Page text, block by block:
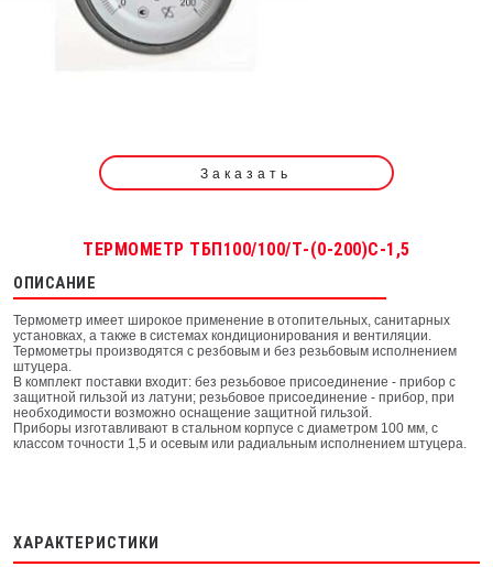
Заказать
ТЕРМОМЕТР ТБП100/100/Т-(0-200)С-1,5
ОПИСАНИЕ
Термометр имеет широкое применение в отопительных, санитарных
установках, а также в системах кондиционирования и вентиляции.
Термометры производятся с резбовым и без резьбовым исполнением
штуцера.
В комплект поставки входит: без резьбовое присоединение - прибор с
защитной гильзой из латуни; резьбовое присоединение - прибор, при
необходимости возможно оснащение защитной гильзой.
Приборы изготавливают в стальном корпусе с диаметром 100 мм, с
классом точности 1,5 и осевым или радиальным исполнением штуцера.
ХАРАКТЕРИСТИКИ